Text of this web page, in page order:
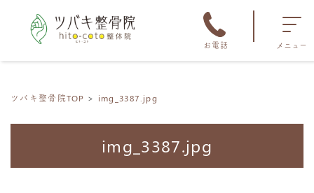
お電話 メニュー
ツバキ整骨院TOP img_3387.jpg
img_3387.jpg